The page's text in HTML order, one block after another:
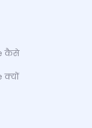
कैसे
क्यों